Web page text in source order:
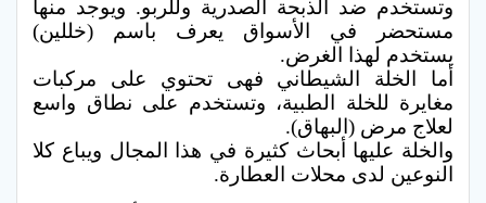
وتستخدم ضد الذبحة الصدرية وللربو. ويوجد منها
مستحضر في الأسواق يعرف باسم (خللين)
يستخدم لهذا الغرض.
أما الخلة الشيطاني فهى تحتوي على مركبات
مغايرة للخلة الطبية، وتستخدم على نطاق واسع
لعلاج مرض (البهاق).
والخلة عليها أبحاث كثيرة في هذا المجال ويباع كلا
النوعين لدى محلات العطارة.